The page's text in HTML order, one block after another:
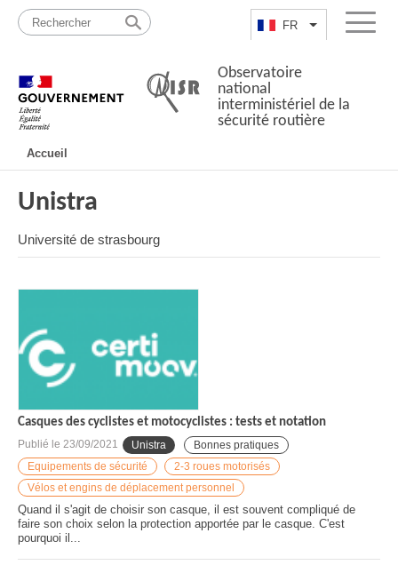
Passer
contenu
FR Lister lesMenu
Observatoire
national
interministériel de la
sécurité routière
principale
Accueil
Unistra
Université de strasbourg
Casques des cyclistes et motocyclistes : tests et notation
Publié le 23/09/2021 Unistra
Bonnes pratiques
Equipements de sécurité
2-3 roues motorisés
Vélos et engins de déplacement personnel
Quand il s'agit de choisir son casque, il est souvent compliqué de
faire son choix selon la protection apportée par le casque. C'est
pourquoi il...